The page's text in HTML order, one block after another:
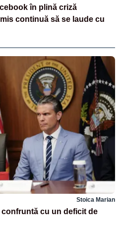
în plină criză
continuă să se laude cu
Stoica Marian
cu un deficit de